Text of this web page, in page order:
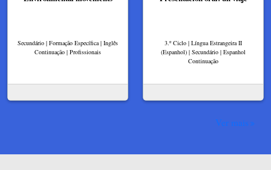
Secundário | Formação Específica | Inglês
Continuação | Profissionais
3.º Ciclo | Língua Estrangeira II
(Espanhol) | Secundário | Espanhol
Continuação
Ver mais